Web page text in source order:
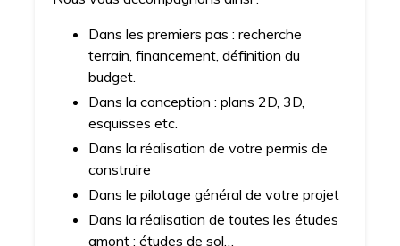
Dans les premiers pas : recherche
terrain, financement, définition du
budget.
Dans la conception : plans 2D, 3D,
esquisses etc.
Dans la réalisation de votre permis de
construire
Dans le pilotage général de votre projet
Dans la réalisation de toutes les études
amont : études de sol…